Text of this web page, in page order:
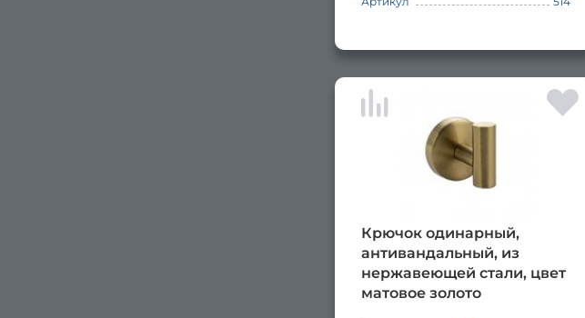
Крючок одинарный,
антивандальный, из
нержавеющей стали, цвет
матовое золото